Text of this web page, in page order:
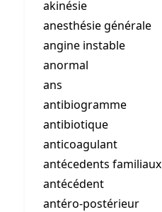
akinésie
anesthésie générale
angine instable
anormal
ans
antibiogramme
antibiotique
anticoagulant
antécedents familiaux
antécédent
antéro-postérieur